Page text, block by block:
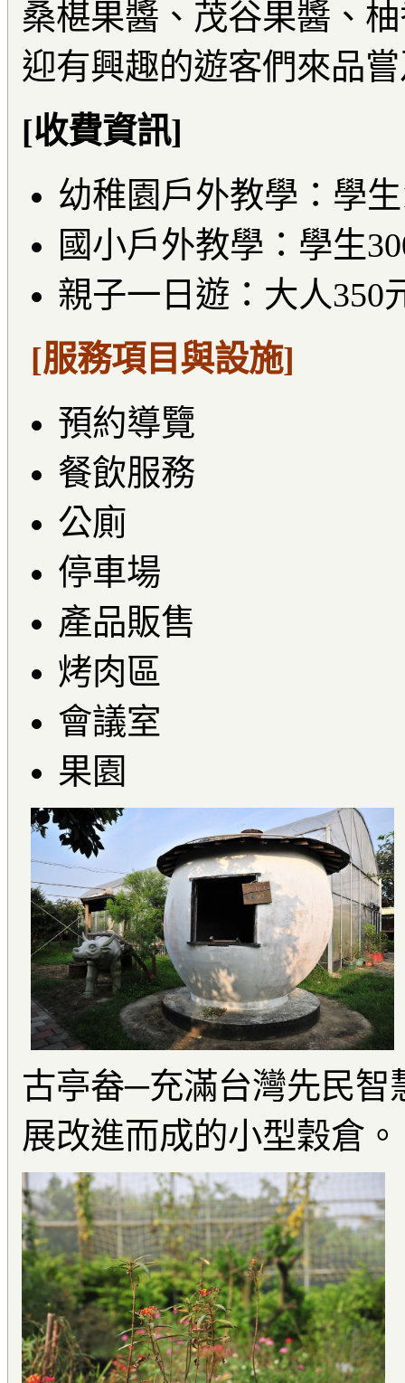
桑椹果醬、茂谷果醬、
迎有興趣的遊客們來品
[收費資訊]
幼稚園戶外教學：學
國小戶外教學：學生
親子一日遊：大人350
[服務項目與設施]
預約導覽
餐飲服務
公廁
停車場
產品販售
烤肉區
會議室
果園
古亭畚─充滿台灣先民智
展改進而成的小型穀倉。